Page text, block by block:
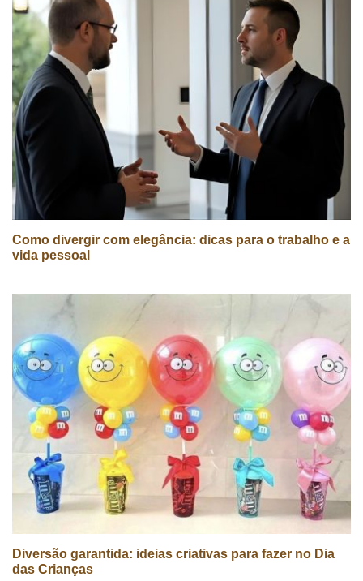
Como divergir com elegância: dicas para o trabalho e a
vida pessoal
Diversão garantida: ideias criativas para fazer no Dia
das Crianças